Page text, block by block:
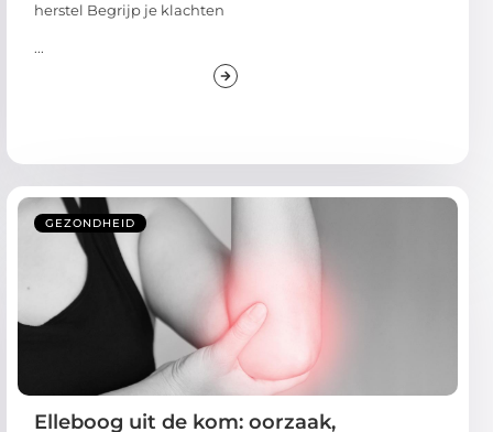
herstel Begrijp je klachten
...
GEZONDHEID
Elleboog uit de kom: oorzaak,